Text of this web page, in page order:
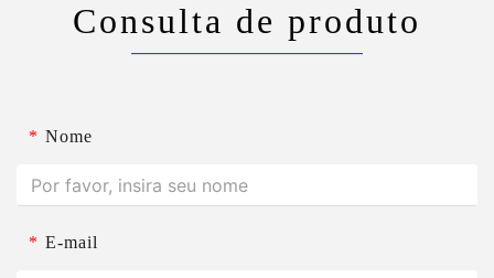
Consulta de produto
* Nome
* E-mail